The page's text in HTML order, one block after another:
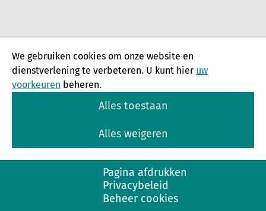
We gebruiken cookies om onze website en
dienstverlening te verbeteren. U kunt hier uw
voorkeuren beheren.
Alles toestaan
Alles weigeren
Pagina afdrukken
Privacybeleid
Beheer cookies